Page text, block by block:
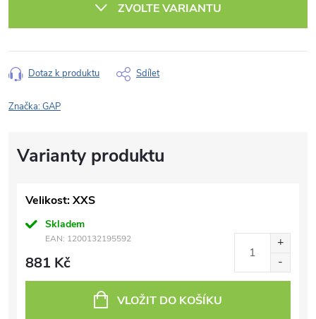
ZVOLTE VARIANTU
Dotaz k produktu Sdílet
Značka:GAP
Velikost: XXS
Skladem
EAN: 1200132195592
881 Kč
VLOŽIT DO KOŠÍKU